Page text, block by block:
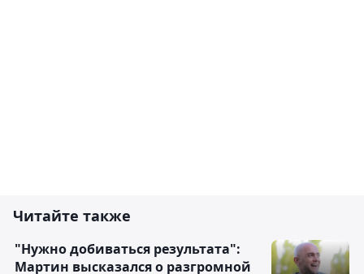
Читайте также
"Нужно добиваться результата":
Мартин высказался о разгромной